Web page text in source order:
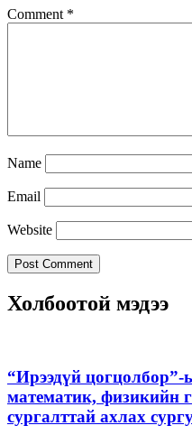
Comment *
Name
Email
Website
Холбоотой мэдээ
“Ирээдүй
математик, физикийн
сургалттай ахлах